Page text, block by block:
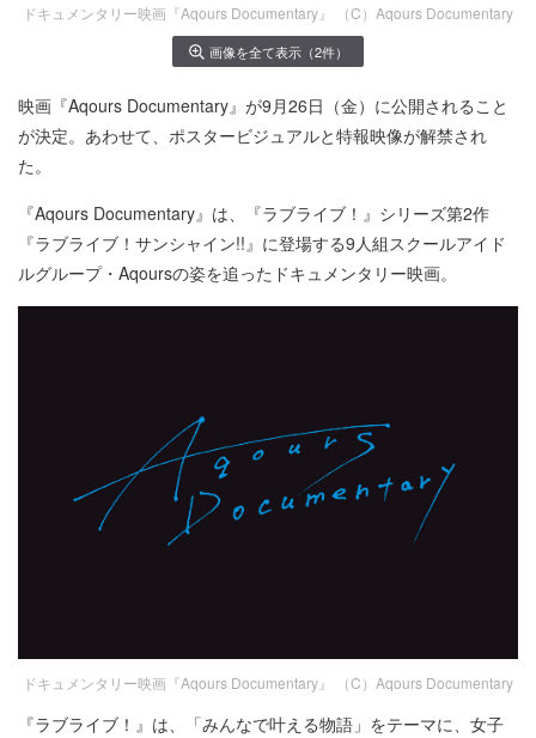
ドキュメンタリー映画『Aqours Documentary』 （C）Aqours Documentary
画像を全て表示（2件）
映画『Aqours Documentary』が9月26日（金）に公開されること
が決定。あわせて、ポスタービジュアルと特報映像が解禁され
た。
『Aqours Documentary』は、『ラブライブ！』シリーズ第2作
『ラブライブ！サンシャイン!!』に登場する9人組スクールアイド
ルグループ・Aqoursの姿を追ったドキュメンタリー映画。
ドキュメンタリー映画『Aqours Documentary』 （C）Aqours Documentary
『ラブライブ！』は、「みんなで叶える物語」をテーマに、女子